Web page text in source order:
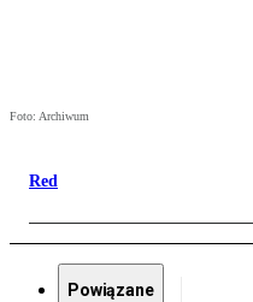
Foto: Archiwum
Red
Powiązane